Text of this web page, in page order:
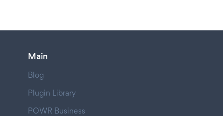
Main
Blog
Plugin Library
POWR Business